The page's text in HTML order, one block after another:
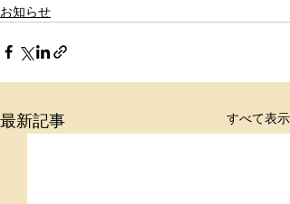
お知らせ
最新記事 すべて表示